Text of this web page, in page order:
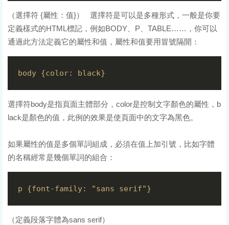
（選擇符 {屬性：值}） 選擇符是可以是多種形式，一般是你要
定義樣式的HTML標記，例如BODY、P、TABLE……，你可以
通過此方法定義它的屬性和值，屬性和值要用冒號隔開：
選擇符body是指頁面主體部分，color是控制文字顏色的屬性，b
lack是顏色的值，此例的效果是使頁面中的文字為黑色。
如果屬性的值是多個單詞組成，必須在值上加引號，比如字體
的名稱經常是幾個單詞的組合：
（定義段落字體為sans serif）